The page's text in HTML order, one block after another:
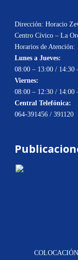
Dirección: Horacio
Centro Cívico – La
Horarios de Atención:
Lunes a Jueves:
08:00 – 13:00 / 14:30
Viernes:
08:00 – 12:30 / 14:00
Central Telefónica:
064-391456 / 391120